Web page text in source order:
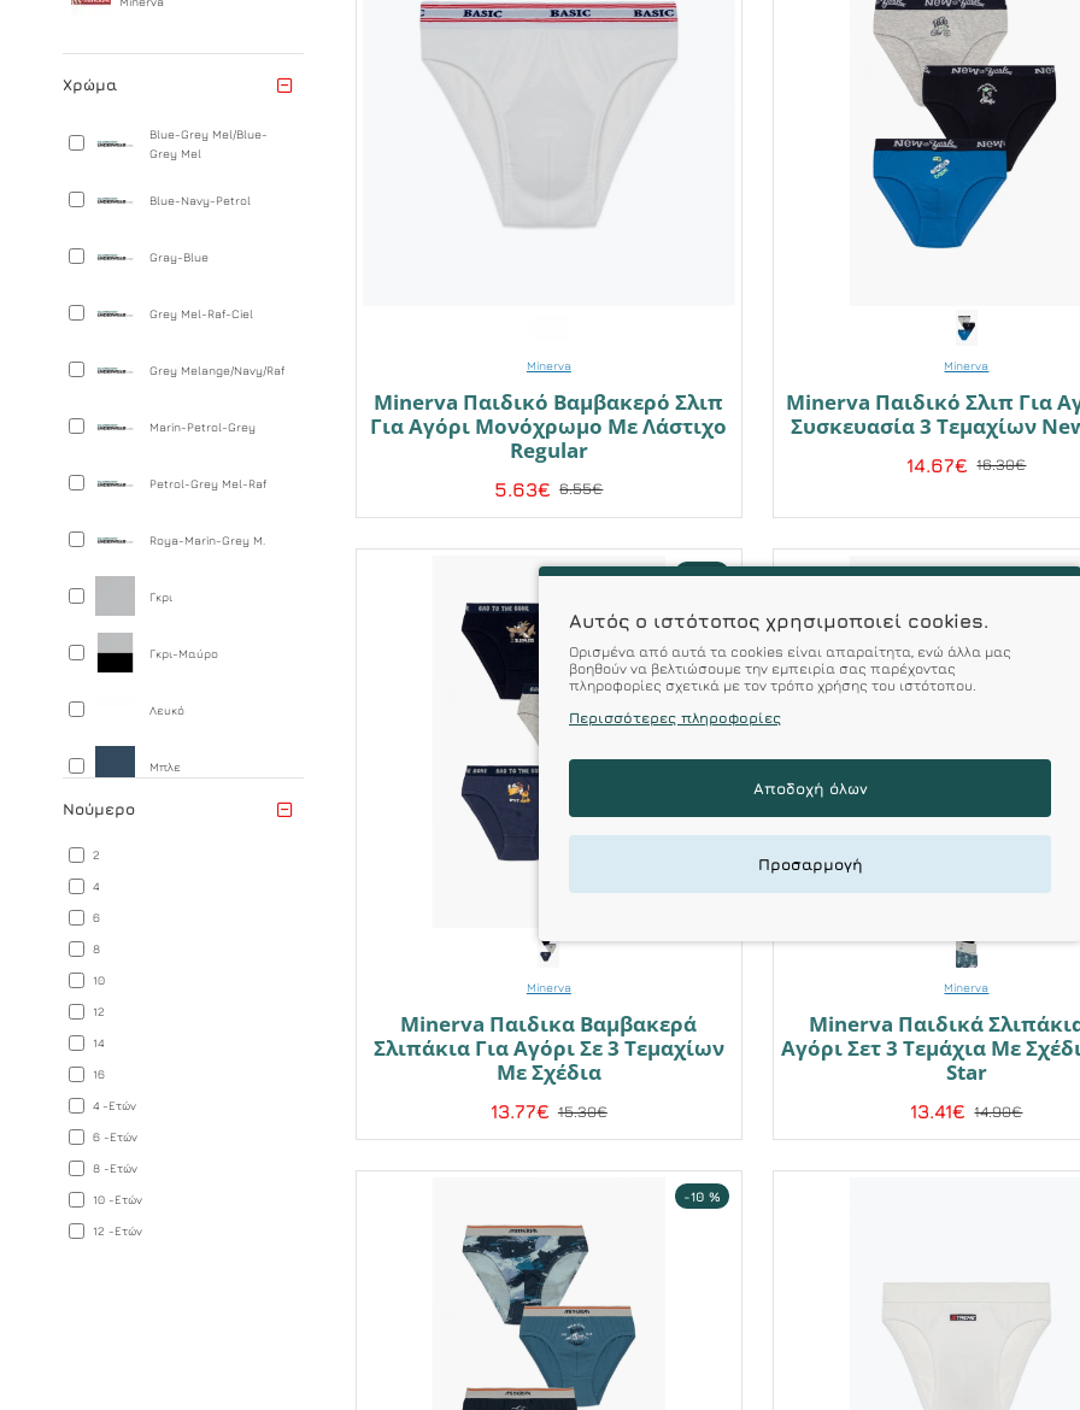
Χρώμα
Blue-Grey Mel/Blue-
Grey Mel
Blue-Navy-Petrol
Gray-Blue
Grey Mel-Raf-Ciel
Grey Melange/Navy/Raf
Marin-Petrol-Grey
Petrol-Grey Mel-Raf
Roya-Marin-Grey M.
Γκρι
Γκρι-Μαύρο
Λευκό
Μπλε
Νούμερο
2
4
6
8
10
12
14
16
4 -Ετών
6 -Ετών
8 -Ετών
10 -Ετών
12 -Ετών
Minerva
Minerva Παιδικό Βαμβακερό Σλιπ
Για Αγόρι Μονόχρωμο Με Λάστιχο
Regular
5.63€ 6.55€
Minerva
Minerva Παιδικό Σλιπ Για
Συσκευασία 3 Τεμαχίων
14.67€ 16.30€
-10 %
Minerva
Minerva Παιδικα Βαμβακερά
Σλιπάκια Για Αγόρι Σε 3 Τεμαχίων
Με Σχέδια
13.77€ 15.30€
Minerva
Minerva Παιδικά
Αγόρι Σετ 3 Τεμάχια Με
Star
13.41€ 14.90€
-10 %
Αυτός ο ιστότοπος χρησιμοποιεί cookies.
Ορισμένα από αυτά τα cookies είναι απαραίτητα, ενώ άλλα μας
βοηθούν να βελτιώσουμε την εμπειρία σας παρέχοντας
πληροφορίες σχετικά με τον τρόπο χρήσης του ιστότοπου.
Περισσότερες πληροφορίες
Αποδοχή όλων
Προσαρμογή